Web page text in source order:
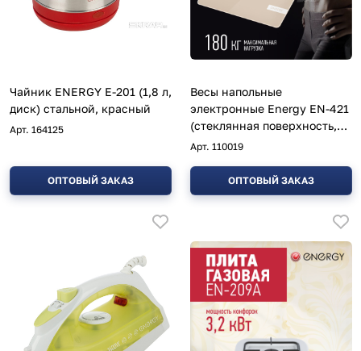
Чайник ENERGY E-201 (1,8 л,
диск) стальной, красный
Арт. 164125
ОПТОВЫЙ ЗАКАЗ
Весы напольные
электронные Energy EN-421
(стеклянная поверхность,
180 кг, цвет бежевый)
Арт. 110019
ОПТОВЫЙ ЗАКАЗ